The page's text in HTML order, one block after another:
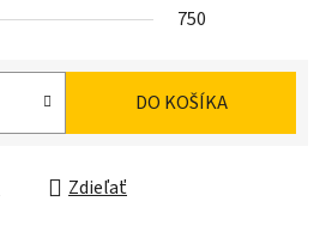
750
DO KOŠÍKA
Zdieľať